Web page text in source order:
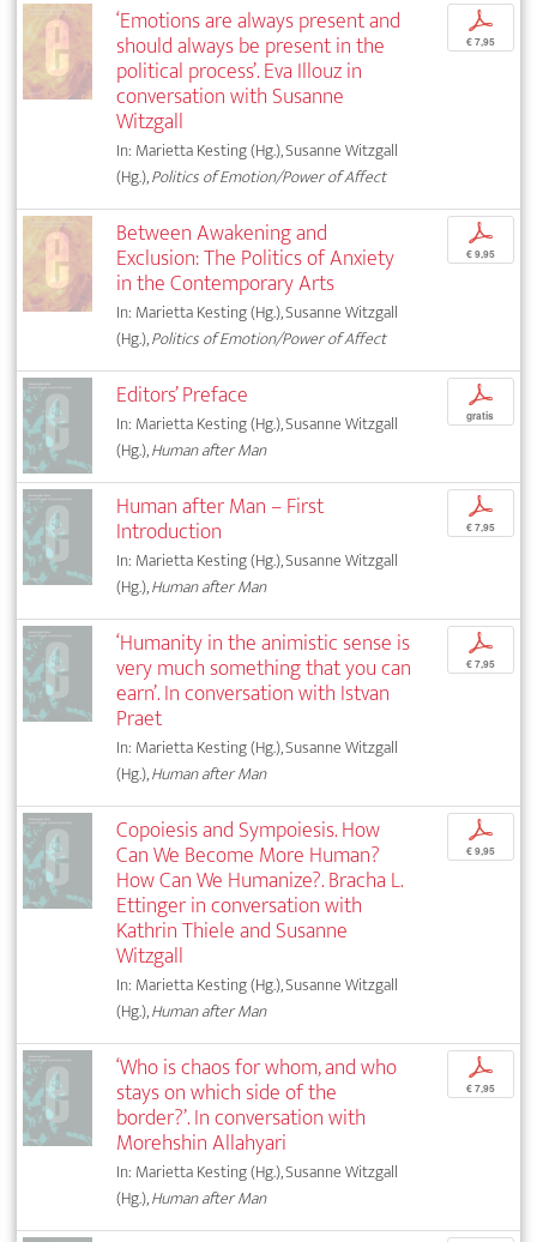
‘Emotions are always present and
should always be present in the
political process’. Eva Illouz in
conversation with Susanne
Witzgall
In: Marietta Kesting (Hg.), Susanne Witzgall
(Hg.),Politics of Emotion/Power of Affect
p
€ 7,95
Between Awakening and
Exclusion: The Politics of Anxiety
in the Contemporary Arts
In: Marietta Kesting (Hg.), Susanne Witzgall
(Hg.),Politics of Emotion/Power of Affect
p
€ 9,95
Editors’ Preface
In: Marietta Kesting (Hg.), Susanne Witzgall
(Hg.),Human after Man
p
gratis
Human after Man – First
Introduction
In: Marietta Kesting (Hg.), Susanne Witzgall
(Hg.),Human after Man
p
€ 7,95
‘Humanity in the animistic sense is
very much something that you can
earn’. In conversation with Istvan
Praet
In: Marietta Kesting (Hg.), Susanne Witzgall
(Hg.),Human after Man
p
€ 7,95
Copoiesis and Sympoiesis. How
Can We Become More Human?
How Can We Humanize?. Bracha L.
Ettinger in conversation with
Kathrin Thiele and Susanne
Witzgall
In: Marietta Kesting (Hg.), Susanne Witzgall
(Hg.),Human after Man
p
€ 9,95
‘Who is chaos for whom, and who
stays on which side of the
border?’. In conversation with
Morehshin Allahyari
In: Marietta Kesting (Hg.), Susanne Witzgall
(Hg.),Human after Man
p
€ 7,95